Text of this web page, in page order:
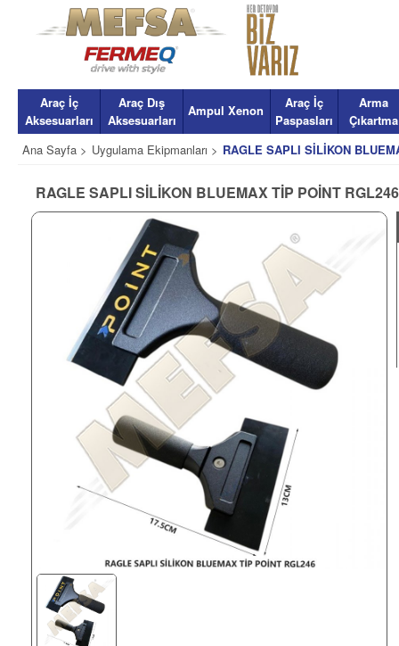
Araç İç
Aksesuarları
Araç Dış
Aksesuarları
Ampul Xenon
Araç İç
Paspasları
Arma
Çıkartma
Ana Sayfa > Uygulama Ekipmanları > RAGLE SAPLI SİLİKON
RAGLE SAPLI SİLİKON BLUEMAX TİP POİNT RGL246